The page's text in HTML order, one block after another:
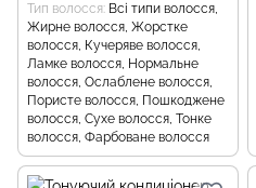
Тип волосся Всі типи волосся,
Жирне волосся, Жорстке
волосся, Кучеряве волосся,
Ламке волосся, Нормальне
волосся, Ослаблене волосся,
Пористе волосся, Пошкоджене
волосся, Сухе волосся, Тонке
волосся, Фарбоване волосся